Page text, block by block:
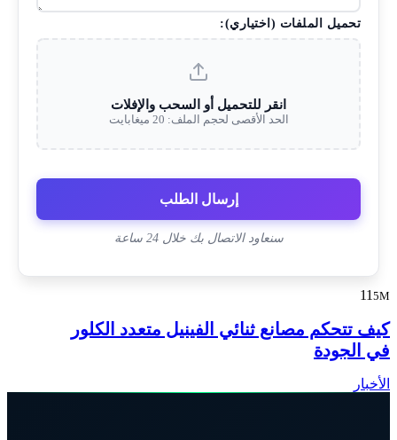
تحميل الملفات (اختياري):
انقر للتحميل أو السحب والإفلات
الحد الأقصى لحجم الملف: 20 ميغابايت
إرسال الطلب
سنعاود الاتصال بك خلال 24 ساعة
11 5M
كيف تتحكم مصانع ثنائي الفينيل متعدد الكلور
في الجودة
الأخبار